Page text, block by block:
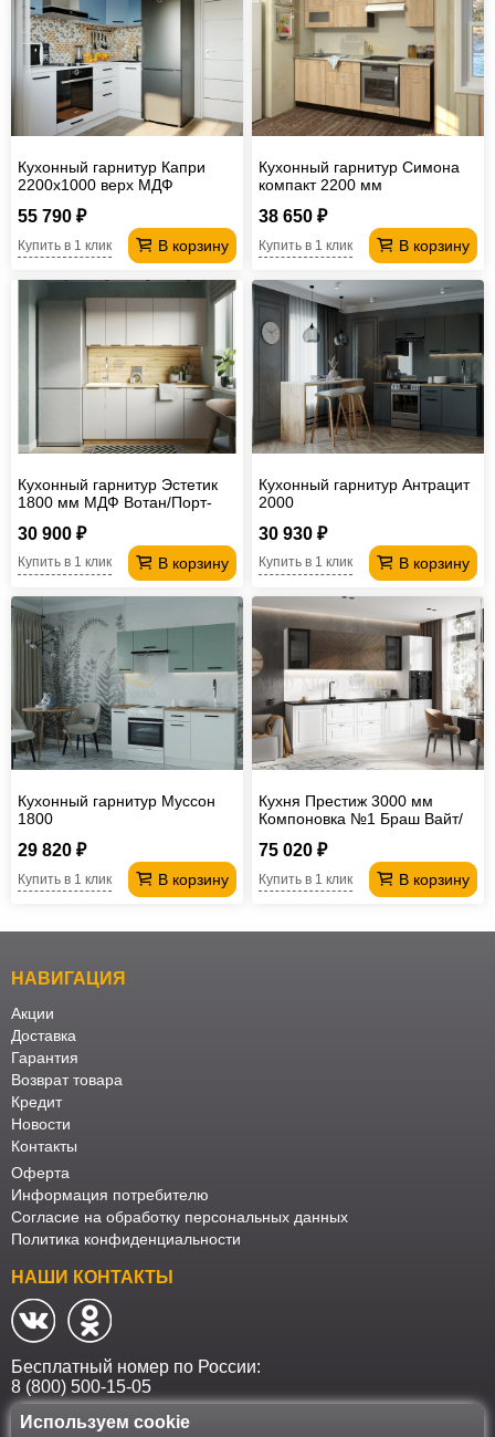
Кухонный гарнитур Капри
2200х1000 верх МДФ
55 790 ₽
В корзину
Купить в 1 клик
Кухонный гарнитур Симона
компакт 2200 мм
38 650 ₽
В корзину
Купить в 1 клик
Кухонный гарнитур Эстетик
1800 мм МДФ Вотан/Порт-
30 900 ₽
В корзину
Купить в 1 клик
Кухонный гарнитур Антрацит
2000
30 930 ₽
В корзину
Купить в 1 клик
Кухонный гарнитур Муссон
1800
29 820 ₽
В корзину
Купить в 1 клик
Кухня Престиж 3000 мм
Компоновка №1 Браш Вайт/
75 020 ₽
В корзину
Купить в 1 клик
НАВИГАЦИЯ
Акции
Доставка
Гарантия
Возврат товара
Кредит
Новости
Контакты
Оферта
Информация потребителю
Согласие на обработку персональных данных
Политика конфиденциальности
НАШИ КОНТАКТЫ
Бесплатный номер по России:
8 (800) 500-15-05
Используем cookie